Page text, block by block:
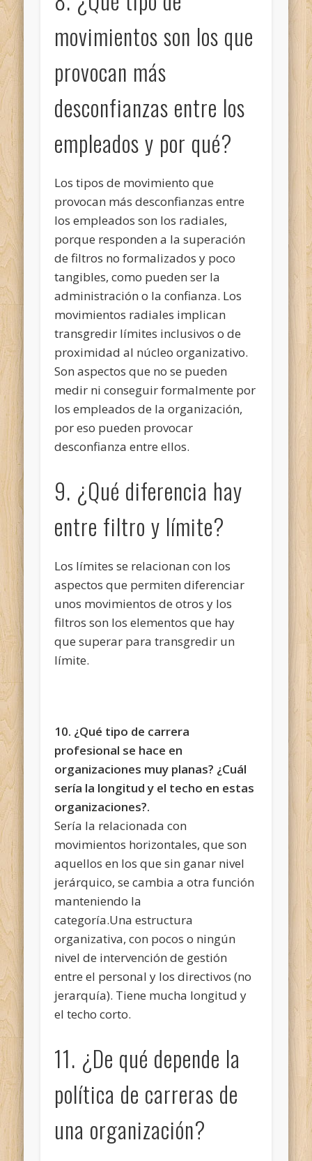
movimientos son los que
provocan más
desconfianzas entre los
empleados y por qué?
Los tipos de movimiento que
provocan más desconfianzas entre
los empleados son los radiales,
porque responden a la superación
de filtros no formalizados y poco
tangibles, como pueden ser la
administración o la confianza. Los
movimientos radiales implican
transgredir límites inclusivos o de
proximidad al núcleo organizativo.
Son aspectos que no se pueden
medir ni conseguir formalmente por
los empleados de la organización,
por eso pueden provocar
desconfianza entre ellos.
9. ¿Qué diferencia hay
entre filtro y límite?
Los límites se relacionan con los
aspectos que permiten diferenciar
unos movimientos de otros y los
filtros son los elementos que hay
que superar para transgredir un
límite.
10. ¿Qué tipo de carrera
profesional se hace en
organizaciones muy planas? ¿Cuál
sería la longitud y el techo en estas
organizaciones?.
Sería la relacionada con
movimientos horizontales, que son
aquellos en los que sin ganar nivel
jerárquico, se cambia a otra función
manteniendo la
categoría.Una estructura
organizativa, con pocos o ningún
nivel de intervención de gestión
entre el personal y los directivos (no
jerarquía). Tiene mucha longitud y
el techo corto.
11. ¿De qué depende la
política de carreras de
una organización?